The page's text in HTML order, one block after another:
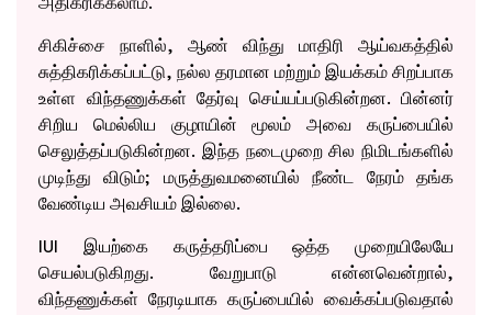
சிகிச்சை நாளில், ஆண் விந்து மாதிரி ஆய்வகத்தில்
சுத்திகரிக்கப்பட்டு, நல்ல தரமான மற்றும் இயக்கம் சிறப்பாக
உள்ள விந்தணுக்கள் தேர்வு செய்யப்படுகின்றன. பின்னர்
சிறிய மெல்லிய குழாயின் மூலம் அவை கருப்பையில்
செலுத்தப்படுகின்றன. இந்த நடைமுறை சில நிமிடங்களில்
முடிந்து விடும்; மருத்துவமனையில் நீண்ட நேரம் தங்க
வேண்டிய அவசியம் இல்லை.
IUI இயற்கை கருத்தரிப்பை ஒத்த முறையிலேயே
செயல்படுகிறது. வேறுபாடு என்னவென்றால்,
விந்தணுக்கள் நேரடியாக கருப்பையில் வைக்கப்படுவதால்